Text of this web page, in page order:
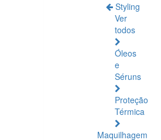
Styling
Ver
todos
Óleos
e
Séruns
Proteção
Térmica
Maquilhagem